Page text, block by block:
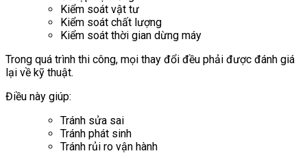
Kiểm soát vật tư
Kiểm soát chất lượng
Kiểm soát thời gian dừng máy
Trong quá trình thi công, mọi thay đổi đều phải được đánh giá
lại về kỹ thuật.
Điều này giúp:
Tránh sửa sai
Tránh phát sinh
Tránh rủi ro vận hành